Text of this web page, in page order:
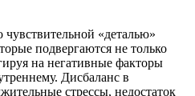
«деталью»
подвергаются не только
на негативные факторы
Дисбаланс в
стрессы, недостаток